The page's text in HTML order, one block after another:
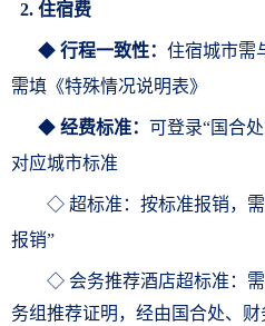
2. 住宿费
◆ 行程一致性： 住宿城市需
需填《特殊情况说明表》
◆ 经费标准： 可登录“国合
对应城市标准
◇ 超标准：按标准报销，需
报销”
◇ 会务推荐酒店超标准：
务组推荐证明，经由国合处、